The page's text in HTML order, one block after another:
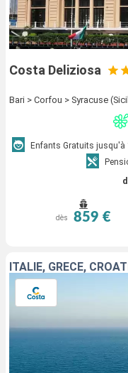
Costa Deliziosa
Bari > Corfou > Syracuse
Enfants Gratuits jusqu'à
dès 859 €
ITALIE, GRÈCE,